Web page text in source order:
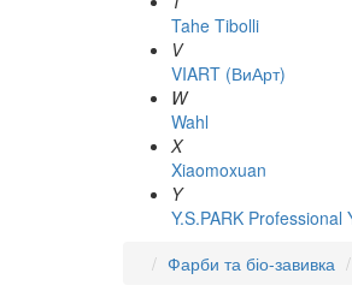
Tahe Tibolli
V
VIART (ВиАрт)
W
Wahl
X
Xiaomoxuan
Y
Y.S.PARK Professional
Фарби та біо-завивка